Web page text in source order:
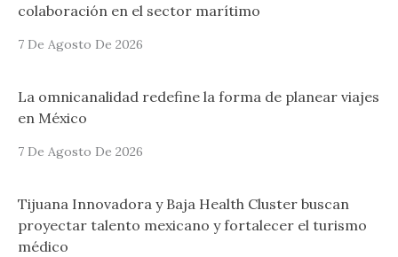
colaboración en el sector marítimo
7 De Agosto De 2026
La omnicanalidad redefine la forma de planear viajes
en México
7 De Agosto De 2026
Tijuana Innovadora y Baja Health Cluster buscan
proyectar talento mexicano y fortalecer el turismo
médico